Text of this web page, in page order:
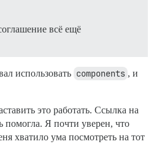
всё ещё
использовать components , и
это работать. Ссылка на
помогла. Я почти уверен, что
хватило ума посмотреть на тот